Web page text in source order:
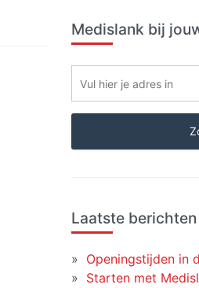
Medislank bij
Laatste berichten
Openingstijden in
Starten met